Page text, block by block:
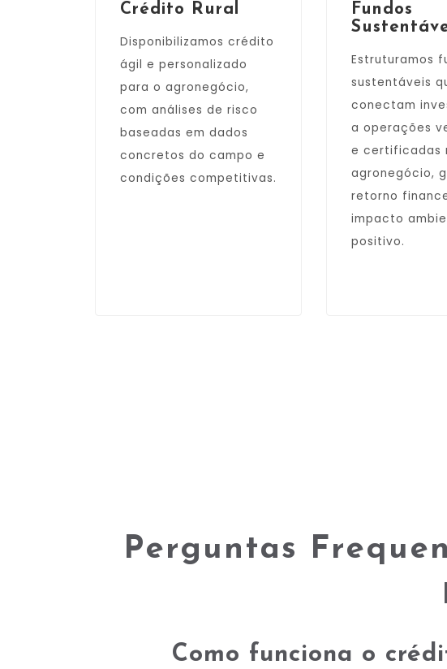
Crédito Rural
Disponibilizamos crédito
ágil e personalizado
para o agronegócio,
com análises de risco
baseadas em dados
concretos do campo e
condições competitivas.
Fundos
Estruturamos
sustentáveis
conectam
a operações
e certificadas
agronegócio,
retorno
impacto
positivo.
Perguntas
Como funciona o